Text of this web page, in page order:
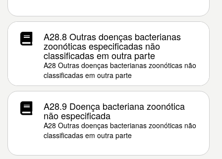
A28.8 Outras doenças bacterianas
zoonóticas especificadas não
classificadas em outra parte
A28 Outras doenças bacterianas zoonóticas não
classificadas em outra parte
A28.9 Doença bacteriana zoonótica
não especificada
A28 Outras doenças bacterianas zoonóticas não
classificadas em outra parte